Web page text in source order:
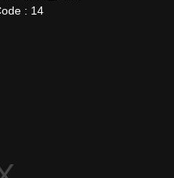
: 14